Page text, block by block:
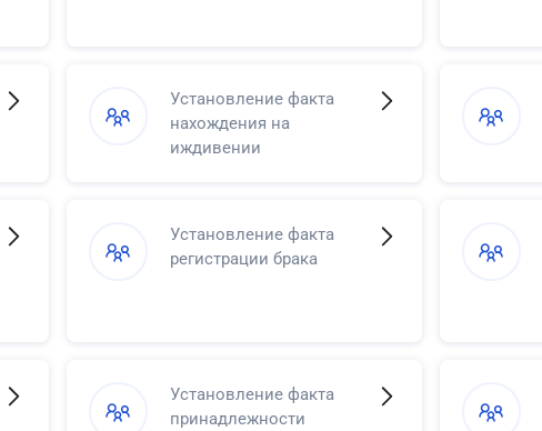
Установление факта
нахождения на
иждивении
Установление факта
регистрации брака
Установление факта
принадлежности